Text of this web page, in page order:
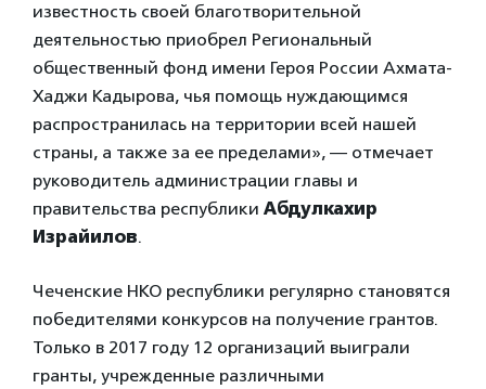
известность своей благотворительной
деятельностью приобрел Региональный
общественный фонд имени Героя России Ахмата-
Хаджи Кадырова, чья помощь нуждающимся
распространилась на территории всей нашей
страны, а также за ее пределами», — отмечает
руководитель администрации главы и
правительства республики Абдулкахир
Израйилов.
Чеченские НКО республики регулярно становятся
победителями конкурсов на получение грантов.
Только в 2017 году 12 организаций выиграли
гранты, учрежденные различными